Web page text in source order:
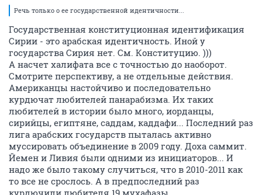
Речь только о ее государственной идентичности...
Государственная конституционная идентификация
Сирии - это арабская идентичность. Иной у
государства Сирия нет. См. Конституцию. )))
А насчет халифата все с точностью до наоборот.
Смотрите перспективу, а не отдельные действия.
Американцы настойчиво и последовательно
курдючат любителей панарабизма. Их таких
любителей в истории было много, иорданцы,
сирийцы, египтяне, саддам, каддафи... Последний раз
лига арабских государств пыталась активно
муссировать объединение в 2009 году. Доха саммит.
Йемен и Ливия были одними из инициаторов... И
надо же было такому случиться, что в 2010-2011 как
то все не срослось. А в предпоследний раз